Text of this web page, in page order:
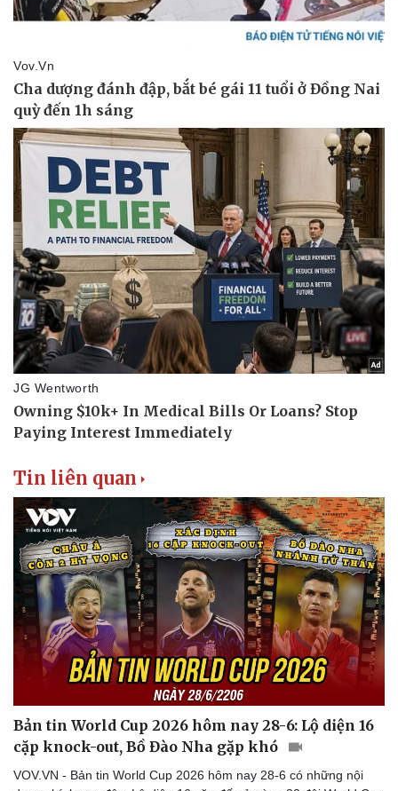
Thể thao
Bóng đá
Thế giới thể thao
eSports
Hậu trường
Ô tô - Xe máy
Ô tô
Xe máy
Tin liên quan
Bản tin World Cup 2026 hôm nay 28-6: Lộ diện 16
cặp knock-out, Bồ Đào Nha gặp khó
VOV.VN - Bản tin World Cup 2026 hôm nay 28-6 có những nội